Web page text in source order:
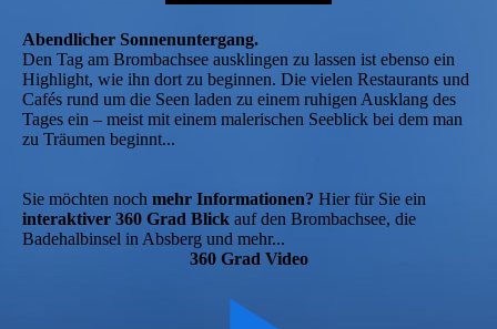
Abendlicher Sonnenuntergang.
Den Tag am Brombachsee ausklingen zu lassen ist ebenso ein
Highlight, wie ihn dort zu beginnen. Die vielen Restaurants und
Cafés rund um die Seen laden zu einem ruhigen Ausklang des
Tages ein – meist mit einem malerischen Seeblick bei dem man
zu Träumen beginnt...
Sie möchten noch mehr Informationen? Hier für Sie ein
interaktiver 360 Grad Blick auf den Brombachsee, die
Badehalbinsel in Absberg und mehr...
360 Grad Video